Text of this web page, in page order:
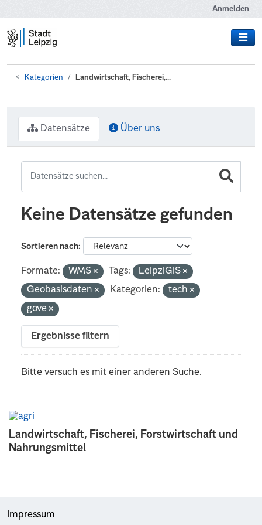
Anmelden
Kategorien Landwirtschaft, Fischerei,...
Landwirtschaft, Fischerei, Forstwirtschaft und
Nahrungsmittel
Datensätze Über uns
Keine Datensätze gefunden
Sortieren nach
Formate: WMS Tags:
LeipziGIS
Geobasisdaten
Kategorien:
tech
gove
Ergebnisse filtern
Bitte versuch es mit einer anderen Suche.
Impressum